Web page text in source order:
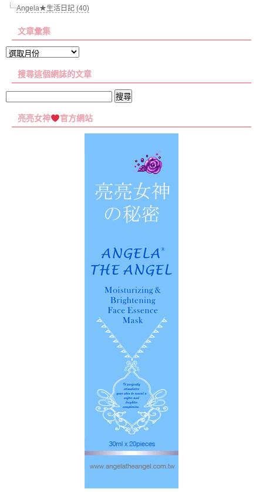
Angela★生活日記 (40)
文章彙集
文
彙
搜尋這個網誌的文章
關
亮亮女神 官方網站